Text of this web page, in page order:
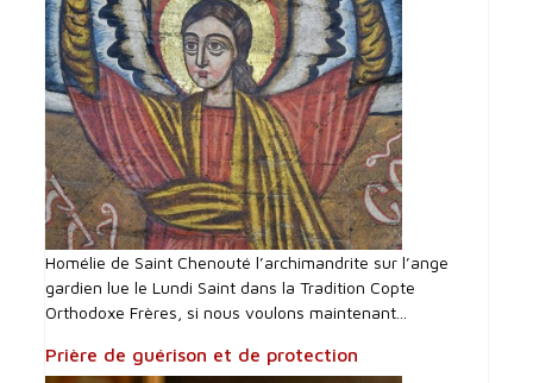
Homélie de Saint Chenouté l’archimandrite sur l’ange
gardien lue le Lundi Saint dans la Tradition Copte
Orthodoxe Frères, si nous voulons maintenant...
Prière de guérison et de protection